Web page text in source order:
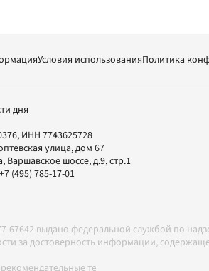
Условия использованияПолитика
дня
ИНН 7743625728
улица, дом 67
, Варшавское шоссе, д.9, стр.1
+7 (495) 785-17-01
67642 выдано федеральной службой по
за достоверность информации,
технологии в соответствии